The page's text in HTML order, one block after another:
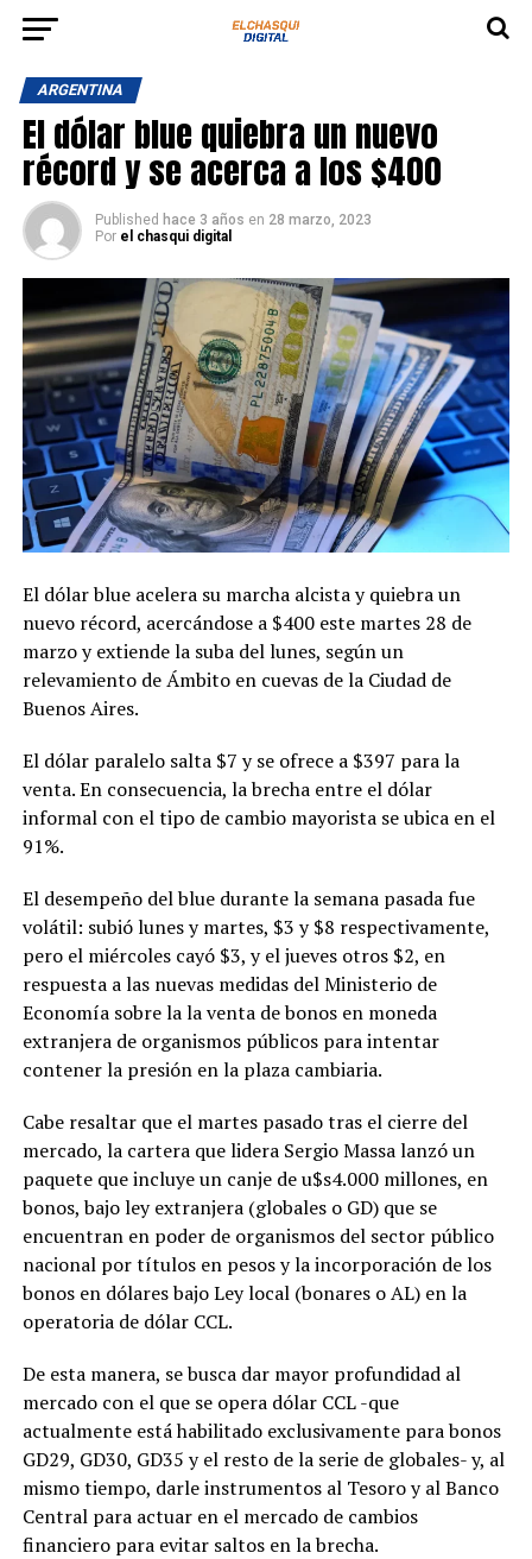
ARGENTINA
El dólar blue quiebra un nuevo
récord y se acerca a los $400
Published hace 3 años en 28 marzo, 2023
Por el chasqui digital
El dólar blue acelera su marcha alcista y quiebra un
nuevo récord, acercándose a $400 este martes 28 de
marzo y extiende la suba del lunes, según un
relevamiento de Ámbito en cuevas de la Ciudad de
Buenos Aires.
El dólar paralelo salta $7 y se ofrece a $397 para la
venta. En consecuencia, la brecha entre el dólar
informal con el tipo de cambio mayorista se ubica en el
91%.
El desempeño del blue durante la semana pasada fue
volátil: subió lunes y martes, $3 y $8 respectivamente,
pero el miércoles cayó $3, y el jueves otros $2, en
respuesta a las nuevas medidas del Ministerio de
Economía sobre la la venta de bonos en moneda
extranjera de organismos públicos para intentar
contener la presión en la plaza cambiaria.
Cabe resaltar que el martes pasado tras el cierre del
mercado, la cartera que lidera Sergio Massa lanzó un
paquete que incluye un canje de u$s4.000 millones, en
bonos, bajo ley extranjera (globales o GD) que se
encuentran en poder de organismos del sector público
nacional por títulos en pesos y la incorporación de los
bonos en dólares bajo Ley local (bonares o AL) en la
operatoria de dólar CCL.
De esta manera, se busca dar mayor profundidad al
mercado con el que se opera dólar CCL -que
actualmente está habilitado exclusivamente para bonos
GD29, GD30, GD35 y el resto de la serie de globales- y, al
mismo tiempo, darle instrumentos al Tesoro y al Banco
Central para actuar en el mercado de cambios
financiero para evitar saltos en la brecha.